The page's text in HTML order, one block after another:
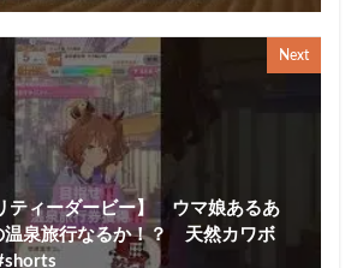
Next
ティーダービー】 ウマ娘あるあ
泉旅行なるか！？ 天然カワボ